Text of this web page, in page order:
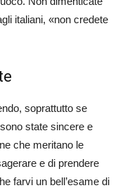
italiani, «non credete
soprattutto se
state sincere e
che meritano le
e di prendere
farvi un bell’esame di